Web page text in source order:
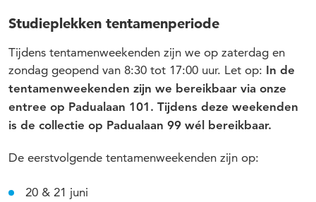
Studieplekken tentamenperiode
Tijdens tentamenweekenden zijn we op zaterdag en
zondag geopend van 8:30 tot 17:00 uur. Let op:
In de
tentamenweekenden zijn we bereikbaar via onze
entree op Padualaan 101. Tijdens deze weekenden
is de collectie op Padualaan 99 wél bereikbaar.
De eerstvolgende tentamenweekenden zijn op:
20 & 21 juni